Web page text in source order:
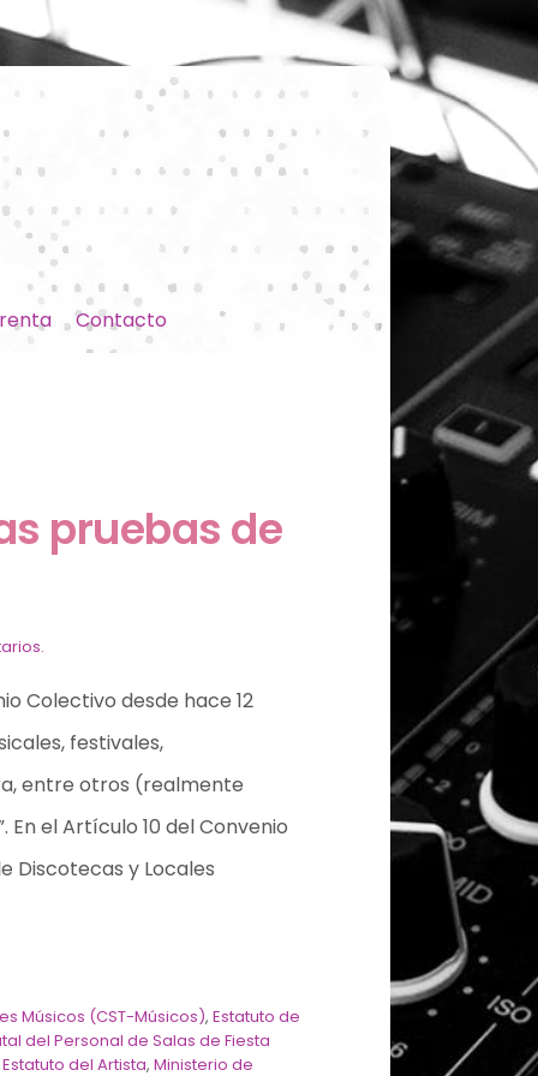
Contacto
pruebas de
Colectivo desde hace 12
festivales,
entre otros (realmente
el Artículo 10 del Convenio
Discotecas y Locales
Músicos (CST-Músicos),Estatuto de
del Personal de Salas de Fiesta
del Artista,Ministerio de